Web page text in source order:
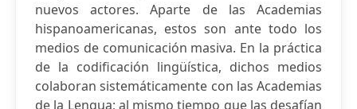
nuevos actores. Aparte de las Academias
hispanoamericanas, estos son ante todo los
medios de comunicación masiva. En la práctica
de la codificación lingüística, dichos medios
colaboran sistemáticamente con las Academias
de la Lengua; al mismo tiempo que las desafían